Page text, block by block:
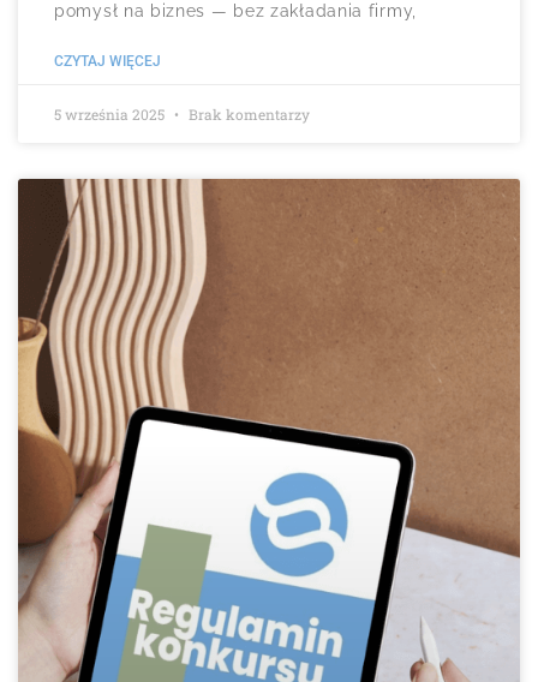
pomysł na biznes — bez zakładania firmy,
CZYTAJ WIĘCEJ
5 września 2025 Brak komentarzy